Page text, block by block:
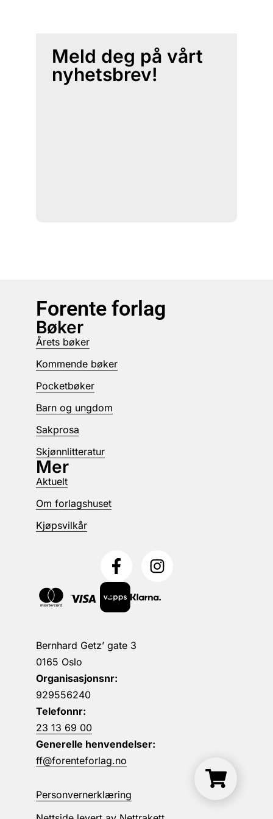
Meld deg på vårt
nyhetsbrev!
Forente forlag
Bernhard Getz’ gate 3
0165 Oslo
Organisasjonsnr:
929556240
Telefonnr:
23 13 69 00
Generelle henvendelser:
ff@forenteforlag.no
Personvernerklæring
Bøker
Årets bøker
Kommende bøker
Pocketbøker
Barn og ungdom
Sakprosa
Skjønnlitteratur
Mer
Aktuelt
Om forlagshuset
Kjøpsvilkår